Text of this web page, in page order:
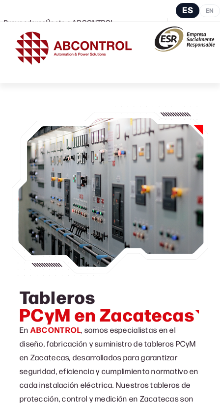
ProveedoresÚnete a ABCONTROL
ES EN
Tableros
PCyM en Zacatecas
En ABCONTROL, somos especialistas en el
diseño, fabricación y suministro de tableros PCyM
en Zacatecas, desarrollados para garantizar
seguridad, eficiencia y cumplimiento normativo en
cada instalación eléctrica. Nuestros tableros de
protección, control y medición en Zacatecas son